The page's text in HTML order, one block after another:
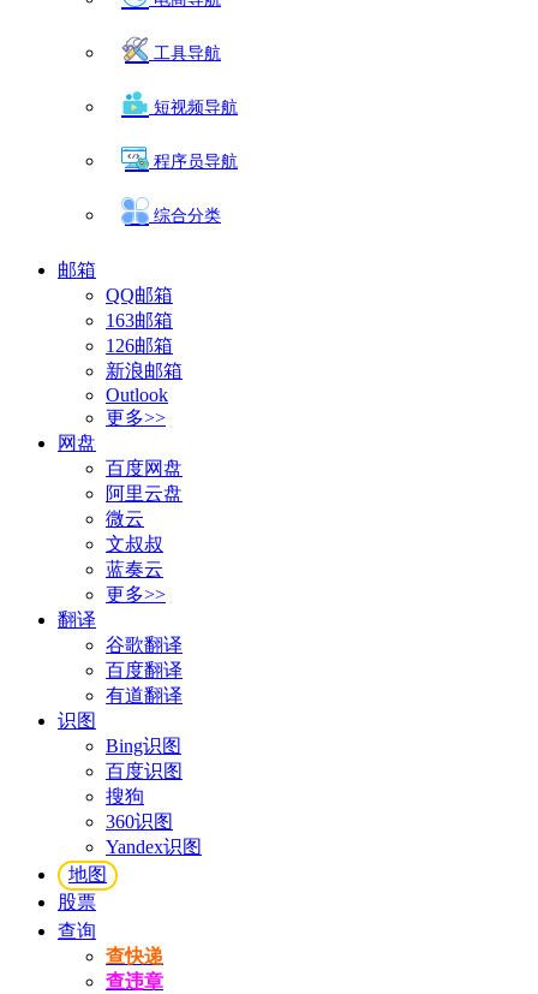
工具导航
短视频导航
程序员导航
综合分类
邮箱
QQ邮箱
163邮箱
126邮箱
新浪邮箱
Outlook
更多>>
网盘
百度网盘
阿里云盘
微云
文叔叔
蓝奏云
更多>>
翻译
谷歌翻译
百度翻译
有道翻译
识图
Bing识图
百度识图
搜狗
360识图
Yandex识图
地图
股票
查询
查快递
查违章